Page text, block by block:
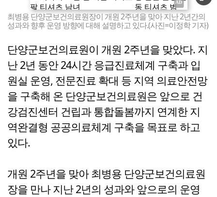
최병용 단양군보건의료원장이 개원 2주년을 맞아 지난 2년간의
성과와 향후 운영 방향에 대해 설명하고 있다.(사진=이정학 기자)
단양군보건의료원이 개원 2주년을 맞았다. 지
난 2년 동안 24시간 응급진료체계 구축과 입
원실 운영, 전문진료 확대 등 지역 의료안전망
을 구축해 온 단양군보건의료원은 앞으로 건
강검진센터 건립과 통합돌봄까지 연계한 지
역완결형 공공의료체계 구축을 목표로 하고
있다.
개원 2주년을 맞아 최병용 단양군보건의료원
장을 만나 지난 2년의 성과와 앞으로의 운영